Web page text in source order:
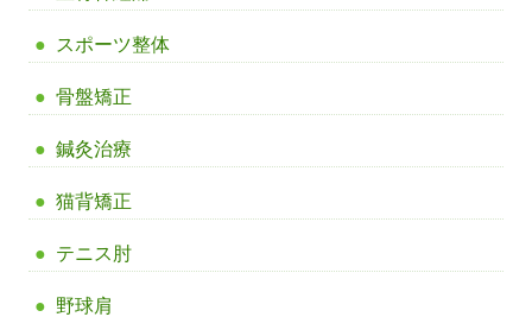
スポーツ整体
骨盤矯正
鍼灸治療
猫背矯正
テニス肘
野球肩